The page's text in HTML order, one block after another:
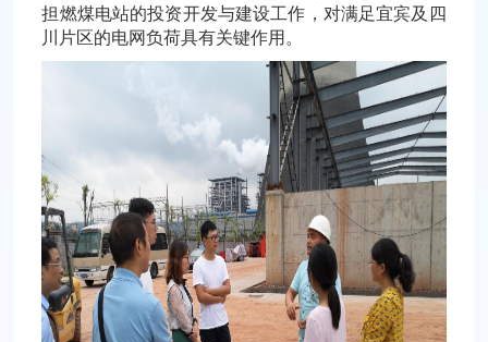
担燃煤电站的投资开发与建设工作，对满足宜宾及四
川片区的电网负荷具有关键作用。